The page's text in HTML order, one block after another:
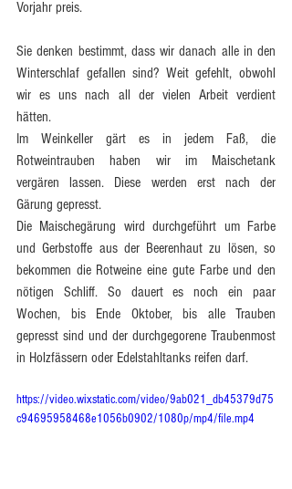
Vorjahr preis.
Sie denken bestimmt, dass wir danach alle in den
Winterschlaf gefallen sind? Weit gefehlt, obwohl
wir es uns nach all der vielen Arbeit verdient
hätten.
Im Weinkeller gärt es in jedem Faß, die
Rotweintrauben haben wir im Maischetank
vergären lassen. Diese werden erst nach der
Gärung gepresst.
Die Maischegärung wird durchgeführt um Farbe
und Gerbstoffe aus der Beerenhaut zu lösen, so
bekommen die Rotweine eine gute Farbe und den
nötigen Schliff. So dauert es noch ein paar
Wochen, bis Ende Oktober, bis alle Trauben
gepresst sind und der durchgegorene Traubenmost
in Holzfässern oder Edelstahltanks reifen darf.
https://video.wixstatic.com/video/9ab021_db45379d75
c94695958468e1056b0902/1080p/mp4/file.mp4